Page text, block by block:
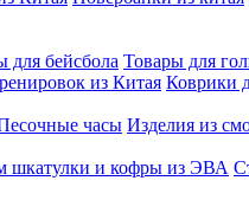
для бейсбола Товары для
из Китая Коврики
часы Изделия из
шкатулки и кофры из ЭВА